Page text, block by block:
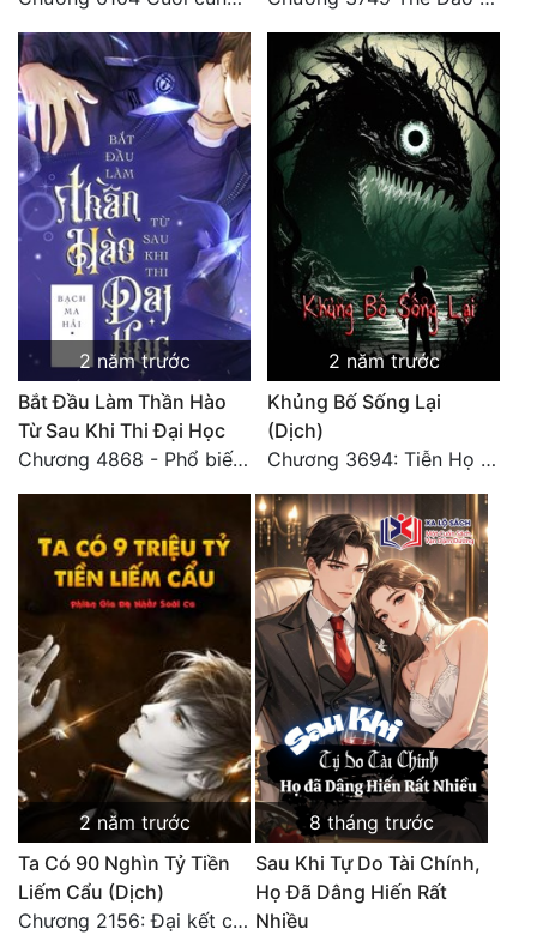
2 năm trước
Bắt Đầu Làm Thần Hào
Từ Sau Khi Thi Đại Học
Chương 4868 - Phổ biến Hạ Quốc tệ!
2 năm trước
Khủng Bố Sống Lại
(Dịch)
Chương 3694: Tiễn Họ Đoạn Đường Cuối - Hoàn
2 năm trước
Ta Có 90 Nghìn Tỷ Tiền
Liếm Cẩu (Dịch)
Chương 2156: Đại kết cục!!!
8 tháng trước
Sau Khi Tự Do Tài Chính,
Họ Đã Dâng Hiến Rất
Nhiều